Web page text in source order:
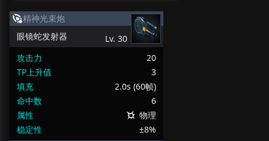
精神光束炮
眼镜蛇发射器
Lv. 30
攻击力
20
TP上升值
3
填充
2.0s (60帧)
命中数
6
属性
物理
稳定性
±8%